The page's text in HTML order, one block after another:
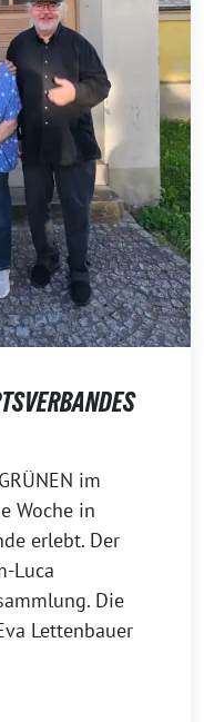
im
Woche in
erlebt. Der
Luca
Die
Lettenbauer